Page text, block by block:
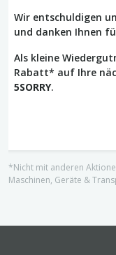
Wir entschuldigen
und danken Ihnen
Als kleine
Rabatt* auf Ihre
5SORRY.
*Nicht mit anderen
Maschinen, Geräte &